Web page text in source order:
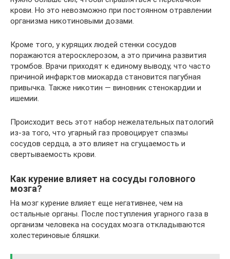
крови. Но это невозможно при постоянном отравлении
организма никотиновыми дозами.
Кроме того, у курящих людей стенки сосудов
поражаются атеросклерозом, а это причина развития
тромбов. Врачи приходят к единому выводу, что часто
причиной инфарктов миокарда становится пагубная
привычка. Также никотин — виновник стенокардии и
ишемии.
Происходит весь этот набор нежелательных патологий
из-за того, что угарный газ провоцирует спазмы
сосудов сердца, а это влияет на сгущаемость и
свертываемость крови.
Как курение влияет на сосуды головного
мозга?
На мозг курение влияет еще негативнее, чем на
остальные органы. После поступления угарного газа в
организм человека на сосудах мозга откладываются
холестериновые бляшки.